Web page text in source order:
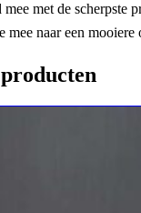
met de scherpste
mee naar een mooiere